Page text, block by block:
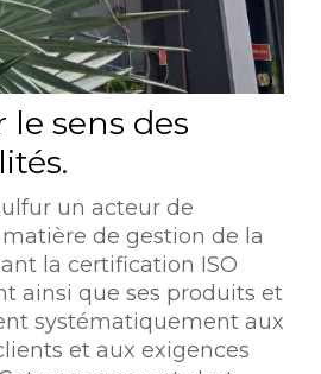
sens des
un acteur de
de gestion de la
la certification ISO
ainsi que ses produits et
systématiquement aux
et aux exigences